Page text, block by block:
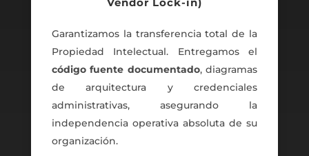
Garantizamos la transferencia total de la
Propiedad Intelectual. Entregamos el
código fuente documentado, diagramas
de arquitectura y credenciales
administrativas, asegurando la
independencia operativa absoluta de su
organización.